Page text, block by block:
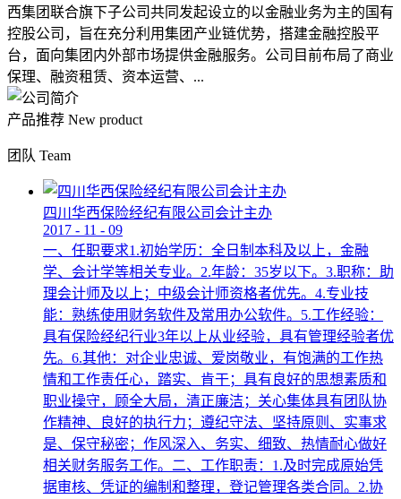
西集团联合旗下子公司共同发起设立的以金融业务为主的国有
控股公司，旨在充分利用集团产业链优势，搭建金融控股平
台，面向集团内外部市场提供金融服务。公司目前布局了商业
保理、融资租赁、资本运营、...
产品推荐 New product
团队 Team
四川华西保险经纪有限公司会计主办
2017 - 11 - 09
一、任职要求1.初始学历：全日制本科及以上，金融
学、会计学等相关专业。2.年龄：35岁以下。3.职称：助
理会计师及以上；中级会计师资格者优先。4.专业技
能：熟练使用财务软件及常用办公软件。5.工作经验：
具有保险经纪行业3年以上从业经验，具有管理经验者优
先。6.其他：对企业忠诚、爱岗敬业，有饱满的工作热
情和工作责任心，踏实、肯干；具有良好的思想素质和
职业操守，顾全大局，清正廉洁；关心集体具有团队协
作精神、良好的执行力；遵纪守法、坚持原则、实事求
是、保守秘密；作风深入、务实、细致、热情耐心做好
相关财务服务工作。二、工作职责：1.及时完成原始凭
据审核、凭证的编制和整理，登记管理各类合同。2.协